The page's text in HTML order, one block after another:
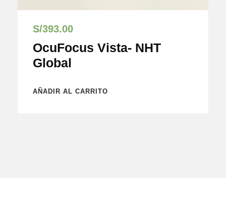
S/393.00
OcuFocus Vista- NHT
Global
AÑADIR AL CARRITO